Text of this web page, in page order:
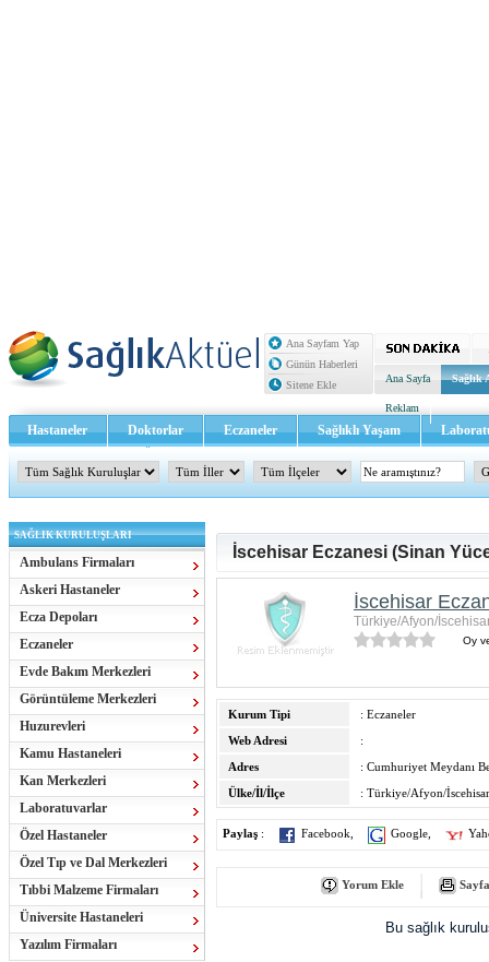
Ana Sayfam Yap
Günün Haberleri
Sitene Ekle
Ana Sayfa Sağlık
Reklam
Hastaneler Doktorlar Eczaneler Sağlıklı Yaşam
Sağlık TV - Video İletişim
SAĞLIK KURULUŞLARI
Ambulans Firmaları
Askeri Hastaneler
Ecza Depoları
Eczaneler
Evde Bakım Merkezleri
Görüntüleme Merkezleri
Huzurevleri
Kamu Hastaneleri
Kan Merkezleri
Laboratuvarlar
Özel Hastaneler
Özel Tıp ve Dal Merkezleri
Tıbbi Malzeme Firmaları
Üniversite Hastaneleri
Yazılım Firmaları
İscehisar Eczanesi (Sinan
İscehisar
Türkiye/Afyon/
Oy
Kurum Tipi
: Eczaneler
Web Adresi
:
Adres
: Cumhuriyet Meydanı
Ülke/İl/İlçe
: Türkiye/Afyon/İscehisar
Paylaş : Facebook Google
Yorum Ekle
Bu sağlık